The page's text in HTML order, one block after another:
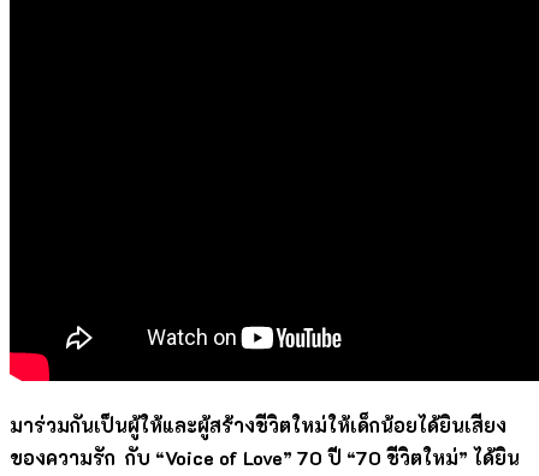
มาร่วมกันเป็นผู้ให้และผู้สร้างชีวิตใหม่ให้เด็กน้อยได้ยินเสียง
ของความรัก กับ “Voice of Love” 70 ปี “70 ชีวิตใหม่” ได้ยิน